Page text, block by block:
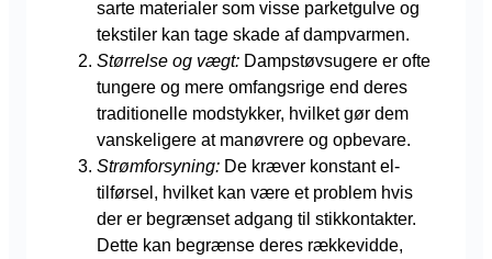
sarte materialer som visse parketgulve og
tekstiler kan tage skade af dampvarmen.
Størrelse og vægt: Dampstøvsugere er ofte
tungere og mere omfangsrige end deres
traditionelle modstykker, hvilket gør dem
vanskeligere at manøvrere og opbevare.
Strømforsyning: De kræver konstant el-
tilførsel, hvilket kan være et problem hvis
der er begrænset adgang til stikkontakter.
Dette kan begrænse deres rækkevidde,